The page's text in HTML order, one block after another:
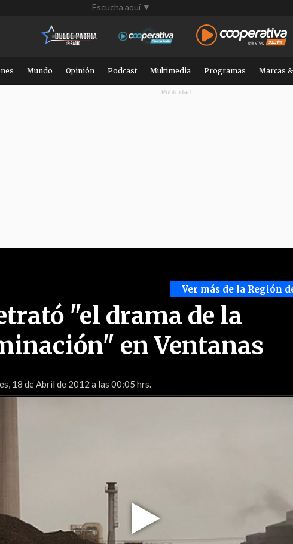
Escucha aquí ▼
Mundo Opinión Podcast Multimedia Programas Marcas
Ver más de la Región
"el drama de la
en Ventanas
18 de Abril de 2012 a las 00:05 hrs.
Video